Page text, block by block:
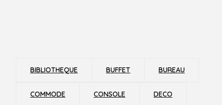
BIBLIOTHEQUE BUFFET BUREAU
COMMODE CONSOLE DECO